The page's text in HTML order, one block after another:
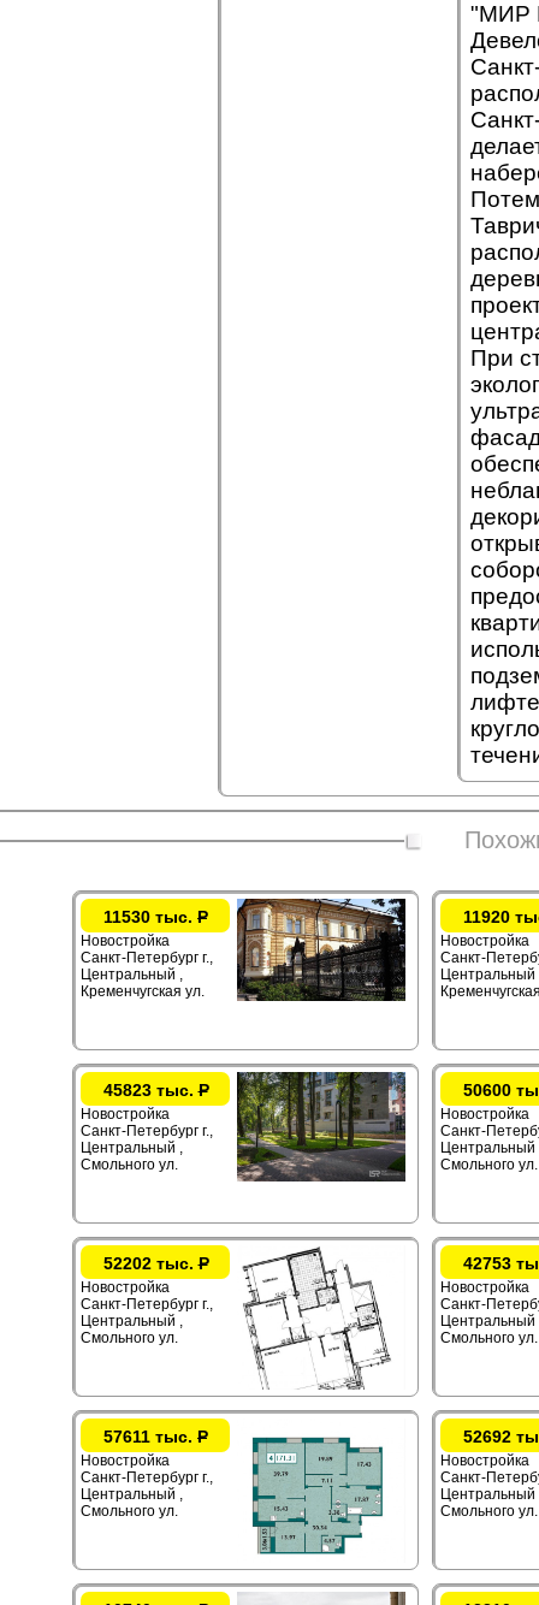
"МИР
При
11530 тыс. Р
Новостройка
Санкт-Петербург г.,
Центральный ,
Кременчугская ул.
11920
Новостройка
Санкт-
Центральный
45823 тыс.Р
Новостройка
Санкт-Петербург г.,
Центральный ,
Смольного ул.
50600
Новостройка
Санкт-
Центральный
Смольного ул.
52202 тыс.Р
Новостройка
Санкт-Петербург г.,
Центральный ,
Смольного ул.
42753
Новостройка
Санкт-
Центральный
Смольного ул.
57611 тыс. Р
Новостройка
Санкт-Петербург г.,
Центральный ,
Смольного ул.
52692
Новостройка
Санкт-
Центральный
Смольного ул.